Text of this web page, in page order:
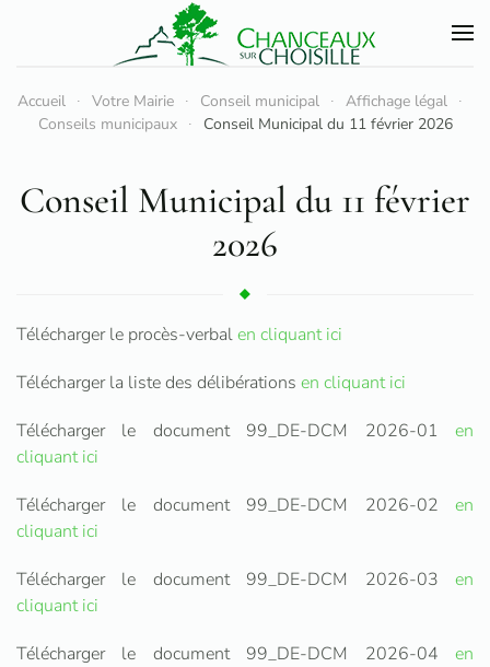
Accéder au contenu principal
Accueil Votre Mairie Conseil municipal
Affichage légal
Conseils municipaux
Conseil Municipal du 11 février 2026
Conseil Municipal du 11 février
2026
Télécharger le procès-verbalen cliquant ici
Télécharger la liste des délibérations en cliquant ici
Télécharger le document 99_DE-DCM 2026-01 en
cliquant ici
Télécharger le document 99_DE-DCM 2026-02 en
cliquant ici
Télécharger le document 99_DE-DCM 2026-03 en
cliquant ici
Télécharger le document 99_DE-DCM 2026-04 en